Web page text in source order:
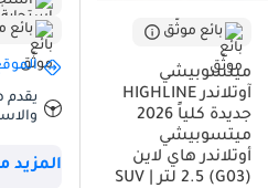
بائع موثّق
ميتسوبيشي
آوتلاندر HIGHLINE
جديدة كلياً 2026
ميتسوبيشي
أوتلاندر هاي لاين
(G03) 2.5 لتر | SUV
بائع
يقدم
المزيد
ملخص
الأمثل للعائلات في منطقة الخليج التي
يضمن المشتري الحفاظ على قيمة إعادة